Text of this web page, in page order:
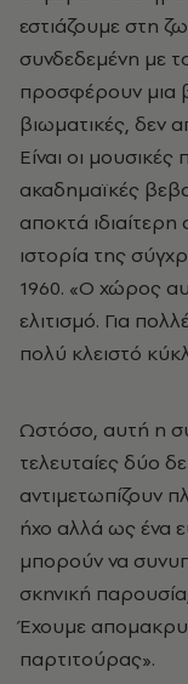
εστιάζουμε στη
συνδεδεμένη με
προσφέρουν μια
βιωματικές, δεν
Eίναι οι
ακαδημαϊκές
αποκτά ιδιαίτερη
ιστορία της
1960. «Ο χώρος
ελιτισμό. Για
πολύ κλειστό
Ωστόσο, αυτή η
τελευταίες δύο
αντιμετωπίζουν
ήχο αλλά ως ένα
μπορούν να
σκηνική
Έχουμε
παρτιτούρας».